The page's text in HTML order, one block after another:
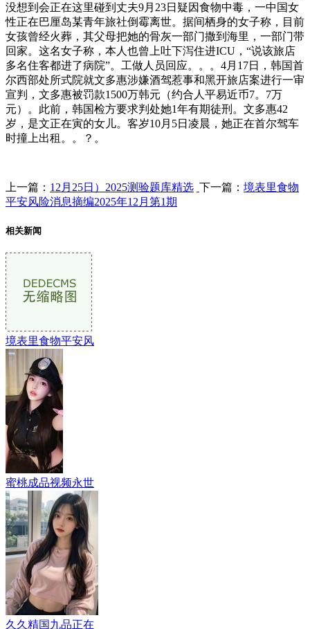
没想到会正在这里碰到丈夫9月23日疑因食物中毒，一中国女
性正在巴厘岛某青年旅社倒霉离世。据间栖身的女子称，目前
女孩曾经火葬，其父母把她的骨灰一部门撒到海里，一部门带
回家。这名女子称，本人也曾上吐下泻住进ICU，“说该旅店
多名住客都进了病院”。工做人员回应。。。4月17日，韩国首
尔西部处所式院就文多惠涉嫌酒驾惹事和黑开旅店案进行一审
宣判，文多惠被罚款1500万韩元（约合人平易近币7。7万
元）。此前，韩国检方要求判处她1年有期徒刑。文多惠42
岁，是文正在寅的女儿。客岁10月5日凌晨，她正在首尔驾车
时撞上出租。。？。
上一篇： 12月25日）2025测验题库精选 下一篇： 境表里食物
平安风险消息摘编2025年12月第1期
相关新闻
境表里食物平安风
蜜桃成品视频永世
久久精国九品正在